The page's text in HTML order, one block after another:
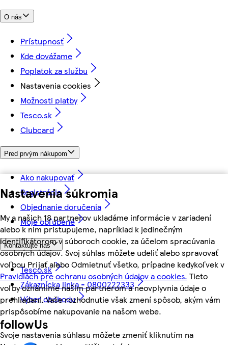
Nastavenia súkromia
My a našich 18 partnerov ukladáme informácie v zariadení
alebo k nim pristupujeme, napríklad k jedinečným
identifikátorom v súboroch cookie, za účelom spracúvania
osobných údajov. Svoj súhlas môžete udeliť alebo spravovať
voľbou Prijať alebo Odmietnuť všetko, prípadne kedykoľvek v
Pravidlách pre ochranu osobných údajov a cookies. Tieto
voľby oznámime našim partnerom a neovplyvnia údaje o
prehliadaní. Vaše rozhodnutie však zmení spôsob, akým vám
prispôsobíme nakupovanie na našom webe.
Svoje nastavenia súhlasu môžete zmeniť kliknutím na
O nás
Prístupnosť
Kde dovážame
Poplatok za službu
Nastavenia cookies
Možnosti platby
Tesco.sk
Clubcard
Pred prvým nákupom
Ako nakupovať
Registrácia
Objednanie doručenia
Moje obľúbené
Kontaktujte nás
Tesco.sk
Zákaznícka linka - 0800222333
Výber obchodu
followUs